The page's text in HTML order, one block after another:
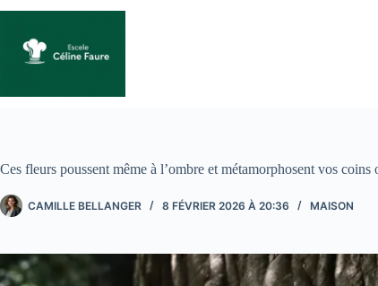
contenu
Ces fleurs poussent même à l’ombre et métamorphosent vos coins
CAMILLE BELLANGER 8 FÉVRIER 2026 À 20:36 MAISON